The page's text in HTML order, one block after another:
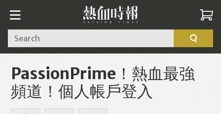
Search
PassionPrime！熱血最強
頻道！個人帳戶登入